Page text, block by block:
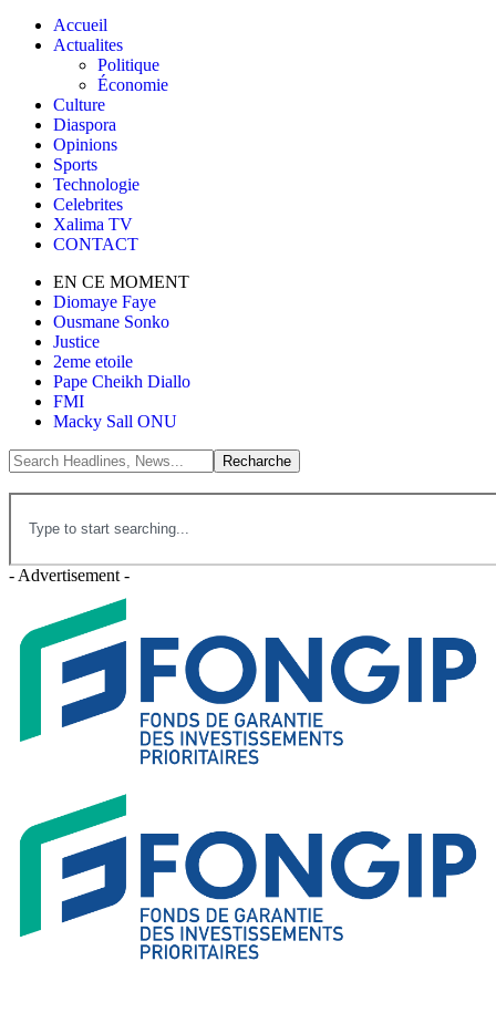
Accueil
Actualites
Politique
Économie
Culture
Diaspora
Opinions
Sports
Technologie
Celebrites
Xalima TV
CONTACT
EN CE MOMENT
Diomaye Faye
Ousmane Sonko
Justice
2eme etoile
Pape Cheikh Diallo
FMI
Macky Sall ONU
- Advertisement -